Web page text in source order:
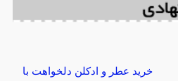
خرید عطر و ادکلن دلخواهت با